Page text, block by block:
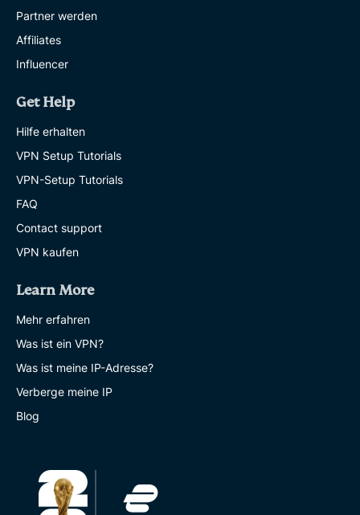
Partner werden
Affiliates
Influencer
Get Help
Hilfe erhalten
VPN Setup Tutorials
VPN-Setup Tutorials
FAQ
Contact support
VPN kaufen
Learn More
Mehr erfahren
Was ist ein VPN?
Was ist meine IP-Adresse?
Verberge meine IP
Blog